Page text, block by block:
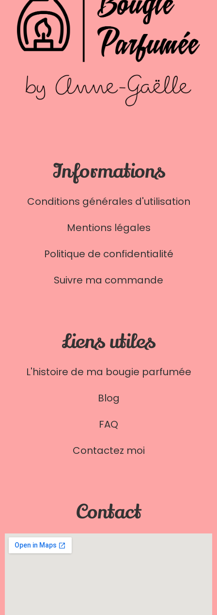
Informations
Conditions générales d'utilisation
Mentions légales
Politique de confidentialité
Suivre ma commande
Liens utiles
L'histoire de ma bougie parfumée
Blog
FAQ
Contactez moi
Contact